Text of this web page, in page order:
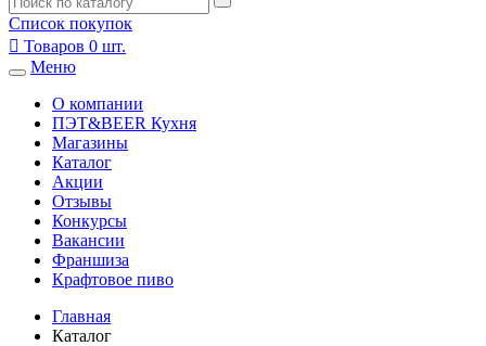
Список покупок
 Товаров 0 шт.
Меню
О компании
ПЭТ&BEER Кухня
Магазины
Каталог
Акции
Отзывы
Конкурсы
Вакансии
Франшиза
Крафтовое пиво
Главная
Каталог